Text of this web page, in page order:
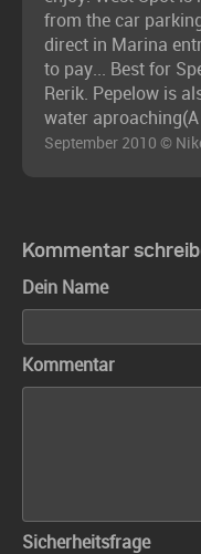
from the car
direct in Marina
to pay... Best for
Rerik. Pepelow is
water
September 2010 ©
Kommentar
Dein Name
Kommentar
Sicherheitsfrage